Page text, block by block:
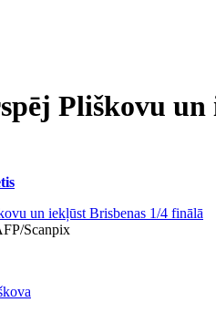
Pliškovu
Scanpix